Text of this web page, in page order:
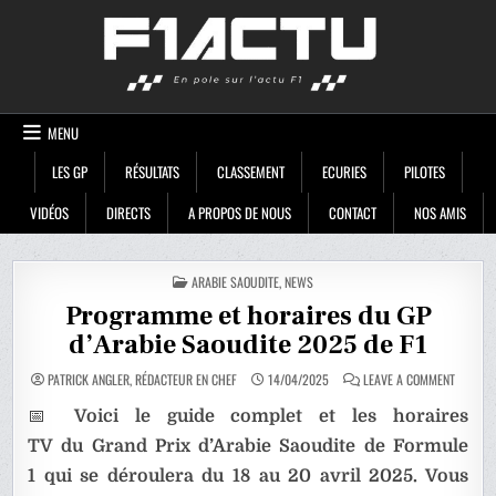
MENU
LES GP
RÉSULTATS CLASSEMENT ECURIES
PILOTES
VIDÉOS
DIRECTS A PROPOS DE NOUS CONTACT NOS AMIS
POSTED
IN
ARABIE SAOUDITE,NEWS
Programme et horaires du GP
d’Arabie Saoudite 2025 de F1
PATRICK ANGLER, RÉDACTEUR EN CHEF 14/04/2025 LEAVE A COMMENTON
GP
D’ARABIE
2025
📅 Voici le guide complet et les horaires
TV du Grand Prix d’Arabie Saoudite de Formule
1 qui se déroulera du 18 au 20 avril 2025. Vous